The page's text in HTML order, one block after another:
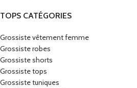
TOPS CATÉGORIES
Grossiste vêtement femme
Grossiste robes
Grossiste shorts
Grossiste tops
Grossiste tuniques